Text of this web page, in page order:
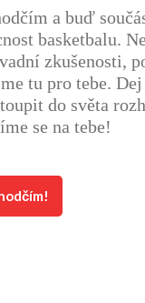
a buď
basketbalu.
zkušenosti,
tu pro tebe.
do světa
se na tebe!